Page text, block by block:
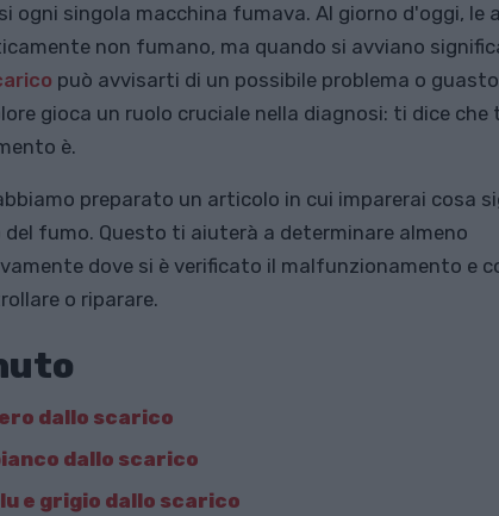
ogni singola macchina fumava. Al giorno d'oggi, le
non fumano, ma quando si avviano
può avvisarti di un possibile problema o
gioca un ruolo cruciale nella diagnosi: ti dice che
è.
preparato un articolo in cui imparerai cosa
fumo. Questo ti aiuterà a determinare almeno
dove si è verificato il malfunzionamento e
o riparare.
dallo scarico
dallo scarico
e grigio dallo scarico